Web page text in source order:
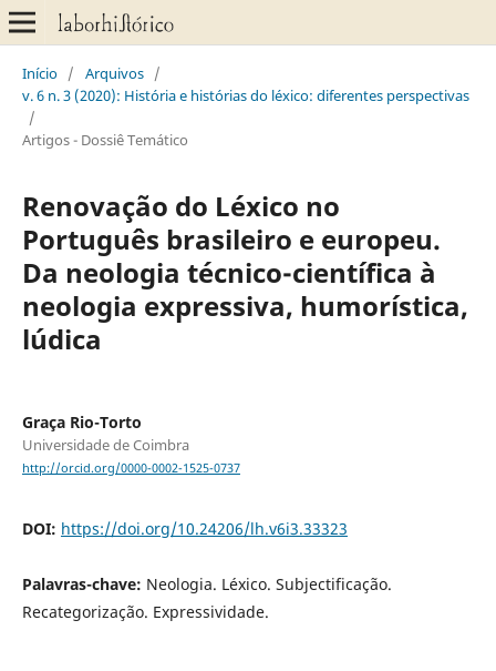
Início / Arquivos /
v. 6 n. 3 (2020): História e histórias do léxico: diferentes perspectivas
/
Artigos - Dossiê Temático
Renovação do Léxico no
Português brasileiro e europeu.
Da neologia técnico-científica à
neologia expressiva, humorística,
lúdica
Graça Rio-Torto
Universidade de Coimbra
http://orcid.org/0000-0002-1525-0737
DOI: https://doi.org/10.24206/lh.v6i3.33323
Palavras-chave: Neologia. Léxico. Subjectificação.
Recategorização. Expressividade.